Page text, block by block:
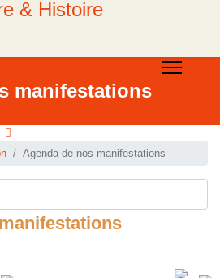
manifestations
Agenda de nos manifestations